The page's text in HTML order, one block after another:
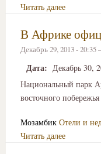
Читать далее
В Африке
Декабрь 29, 2013 -
Дата: Декабрь 30,
Национальный парк
восточного
Мозамбик Отели и
Читать далее